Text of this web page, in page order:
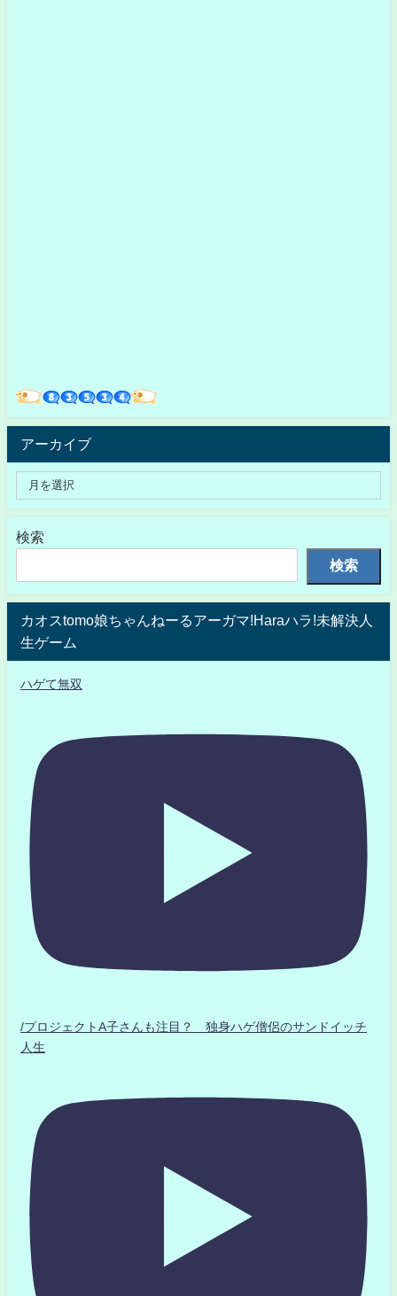
アーカイブ
検索
検索
カオスtomo娘ちゃんねーるアーガマ!Haraハラ!未解決人
生ゲーム
ハゲて無双
/プロジェクトA子さんも注目？ 独身ハゲ僧侶のサンドイッチ
人生